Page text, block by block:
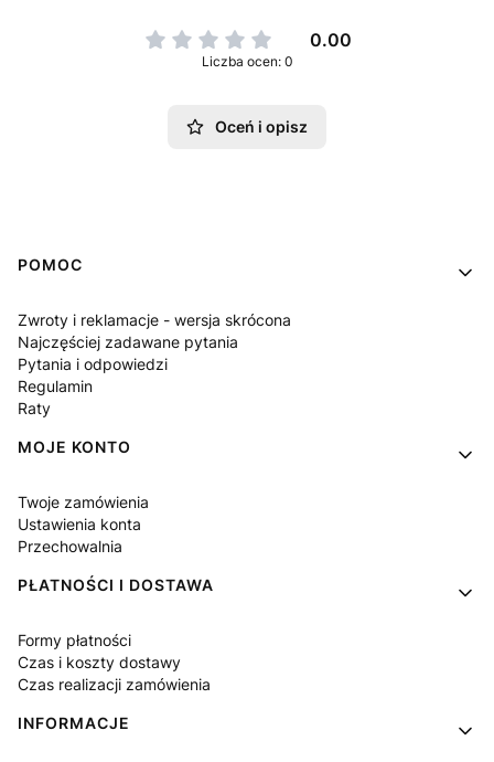
0.00
Liczba ocen: 0
Oceń i opisz
Linki w stopce
POMOC
Zwroty i reklamacje - wersja skrócona
Najczęściej zadawane pytania
Pytania i odpowiedzi
Regulamin
Raty
MOJE KONTO
Twoje zamówienia
Ustawienia konta
Przechowalnia
PŁATNOŚCI I DOSTAWA
Formy płatności
Czas i koszty dostawy
Czas realizacji zamówienia
INFORMACJE